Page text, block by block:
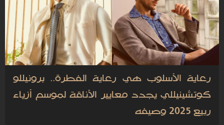
رعاية الأسلوب هي رعاية الفطرة.. برونيللو
كوتشينيللي يجدد معايير الأناقة لموسم أزياء
ربيع 2025 وصيفه